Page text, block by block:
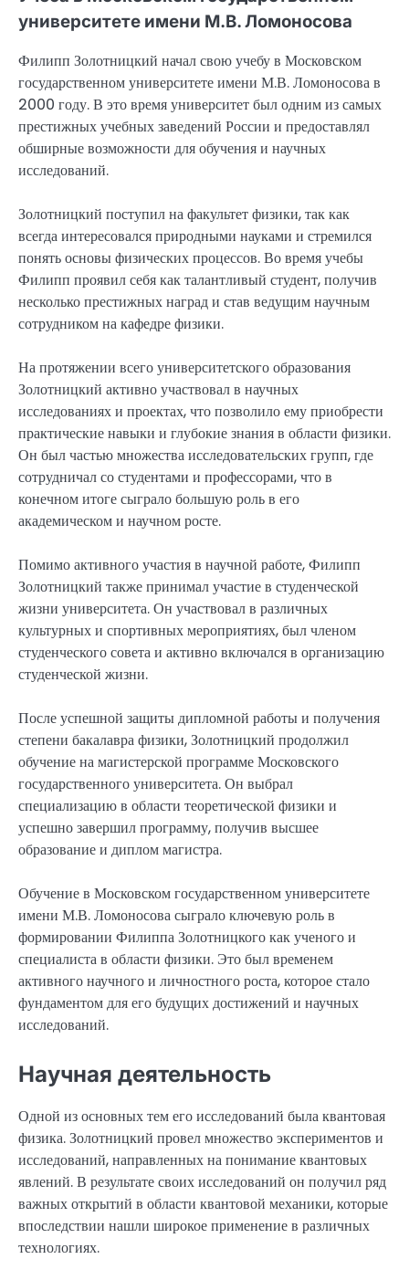
университете имени М.В. Ломоносова
Филипп Золотницкий начал свою учебу в Московском
государственном университете имени М.В. Ломоносова в
2000 году. В это время университет был одним из самых
престижных учебных заведений России и предоставлял
обширные возможности для обучения и научных
исследований.
Золотницкий поступил на факультет физики, так как
всегда интересовался природными науками и стремился
понять основы физических процессов. Во время учебы
Филипп проявил себя как талантливый студент, получив
несколько престижных наград и став ведущим научным
сотрудником на кафедре физики.
На протяжении всего университетского образования
Золотницкий активно участвовал в научных
исследованиях и проектах, что позволило ему приобрести
практические навыки и глубокие знания в области физики.
Он был частью множества исследовательских групп, где
сотрудничал со студентами и профессорами, что в
конечном итоге сыграло большую роль в его
академическом и научном росте.
Помимо активного участия в научной работе, Филипп
Золотницкий также принимал участие в студенческой
жизни университета. Он участвовал в различных
культурных и спортивных мероприятиях, был членом
студенческого совета и активно включался в организацию
студенческой жизни.
После успешной защиты дипломной работы и получения
степени бакалавра физики, Золотницкий продолжил
обучение на магистерской программе Московского
государственного университета. Он выбрал
специализацию в области теоретической физики и
успешно завершил программу, получив высшее
образование и диплом магистра.
Обучение в Московском государственном университете
имени М.В. Ломоносова сыграло ключевую роль в
формировании Филиппа Золотницкого как ученого и
специалиста в области физики. Это был временем
активного научного и личностного роста, которое стало
фундаментом для его будущих достижений и научных
исследований.
Научная деятельность
Одной из основных тем его исследований была квантовая
физика. Золотницкий провел множество экспериментов и
исследований, направленных на понимание квантовых
явлений. В результате своих исследований он получил ряд
важных открытий в области квантовой механики, которые
впоследствии нашли широкое применение в различных
технологиях.